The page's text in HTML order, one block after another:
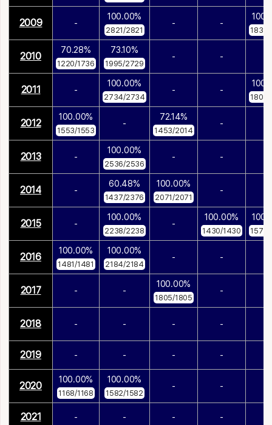
2009 -
100.00%
2821/2821
- -
1832/
2010
70.28%
1220/1736
73.10%
1995/2729
- -
2011 -
100.00%
2734/2734
- -
1808/
2012
100.00%
1553/1553
-
72.14%
1453/2014
-
2013 -
100.00%
2536/2536
- -
2014 -
60.48%
1437/2376
100.00%
2071/2071
-
2015 -
100.00%
2238/2238
-
100.00%
1430/1430 1577/
2016
100.00%
1481/1481
100.00%
2184/2184
- -
2017 - -
100.00%
1805/1805
-
2018 - - - -
2019 - - - -
2020
100.00%
1168/1168
100.00%
1582/1582
- -
2021 - - - -